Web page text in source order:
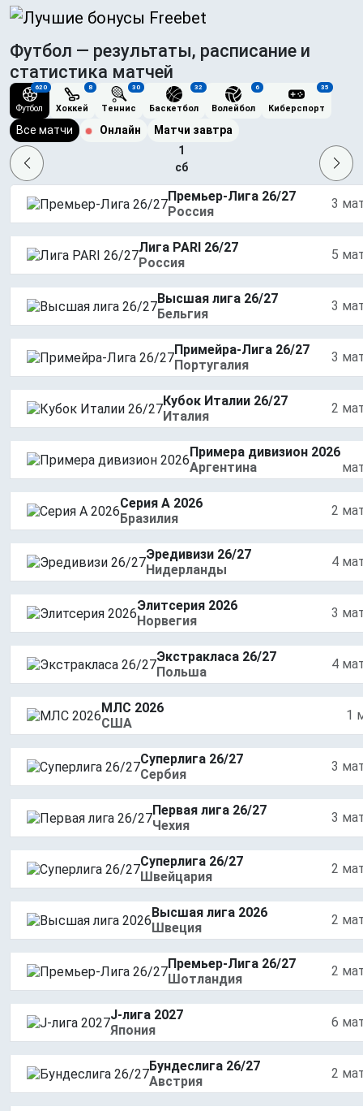
Футбол — результаты, расписание и
статистика матчей
620
Футбол
8
Хоккей
30
Теннис
32
Баскетбол
6
Волейбол
35
Киберспорт
Все матчи Онлайн
Матчи завтра
1
сб
Премьер-Лига 26/27
Россия
3
Лига PARI 26/27
Россия
5
Высшая лига 26/27
Бельгия
3
Примейра-Лига 26/27
Португалия
3
Кубок Италии 26/27
Италия
2
Примера дивизион 2026
Аргентина
Серия А 2026
Бразилия
2
Эредивизи 26/27
Нидерланды
4
Элитсерия 2026
Норвегия
3
Экстракласа 26/27
Польша
4
МЛС 2026
США
1
Суперлига 26/27
Сербия
3
Первая лига 26/27
Чехия
3
Суперлига 26/27
Швейцария
2
Высшая лига 2026
Швеция
2
Премьер-Лига 26/27
Шотландия
2
J-лига 2027
Япония
6
Бундеслига 26/27
Австрия
2